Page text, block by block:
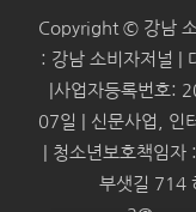
Copyright © 강남
: 강남 소비자저널 |
|사업자등록번호:
07일 | 신문사업, 인
| 청소년보호책임
부샛길 714